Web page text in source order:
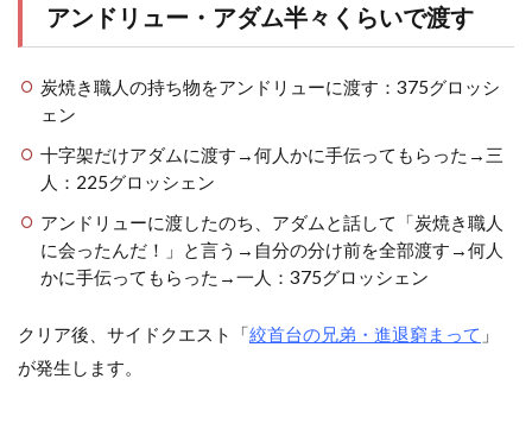
アンドリュー・アダム半々くらいで渡す
炭焼き職人の持ち物をアンドリューに渡す：375グロッシ
ェン
十字架だけアダムに渡す→何人かに手伝ってもらった→三
人：225グロッシェン
アンドリューに渡したのち、アダムと話して「炭焼き職人
に会ったんだ！」と言う→自分の分け前を全部渡す→何人
かに手伝ってもらった→一人：375グロッシェン
クリア後、サイドクエスト「絞首台の兄弟・進退窮まって 」
が発生します。